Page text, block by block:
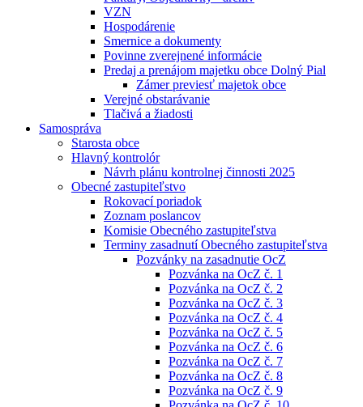
VZN
Hospodárenie
Smernice a dokumenty
Povinne zverejnené informácie
Predaj a prenájom majetku obce Dolný Pial
Zámer previesť majetok obce
Verejné obstarávanie
Tlačivá a žiadosti
Samospráva
Starosta obce
Hlavný kontrolór
Návrh plánu kontrolnej činnosti 2025
Obecné zastupiteľstvo
Rokovací poriadok
Zoznam poslancov
Komisie Obecného zastupiteľstva
Terminy zasadnutí Obecného zastupiteľstva
Pozvánky na zasadnutie OcZ
Pozvánka na OcZ č. 1
Pozvánka na OcZ č. 2
Pozvánka na OcZ č. 3
Pozvánka na OcZ č. 4
Pozvánka na OcZ č. 5
Pozvánka na OcZ č. 6
Pozvánka na OcZ č. 7
Pozvánka na OcZ č. 8
Pozvánka na OcZ č. 9